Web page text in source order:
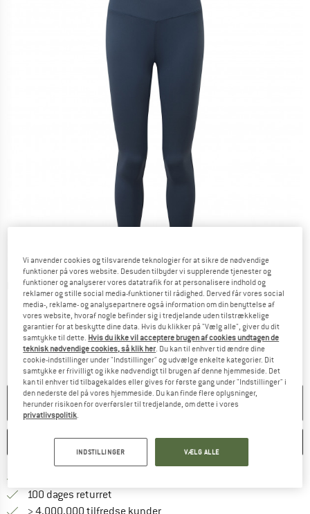
Detaljevisning
PRODUKTET KAN IKKE LÆNGERE LEVERES
HUSKE SAMMENLIGNE
100 dages returret
Vi anvender cookies og tilsvarende teknologier for at sikre de nødvendige
funktioner på vores website. Desuden tilbyder vi supplerende tjenester og
funktioner og analyserer vores datatrafik for at personalisere indhold og
reklamer og stille social media-funktioner til rådighed. Derved får vores social
media-, reklame- og analysepartnere også information om din benyttelse af
vores website, hvoraf nogle befinder sig i tredjelande uden tilstrækkelige
garantier for at beskytte dine data. Hvis du klikker på "Vælg alle", giver du dit
samtykke til dette. Hvis du ikke vil acceptere brugen af cookies undtagen de
teknisk nødvendige cookies, så klik her . Du kan til enhver tid ændre dine
cookie-indstillinger under "Indstillinger" og udvælge enkelte kategorier. Dit
samtykke er frivilligt og ikke nødvendigt til brugen af denne hjemmeside. Det
kan til enhver tid tilbagekaldes eller gives for første gang under "Indstillinger" i
den nederste del på vores hjemmeside. Du kan finde flere oplysninger,
herunder risikoen for overførsler til tredjelande, om dette i vores
privatlivspolitik
INDSTILLINGER VÆLG ALLE